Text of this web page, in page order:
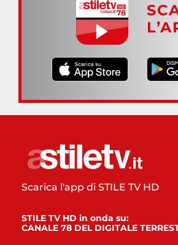
Scarica l'app di STILE TV HD
STILE TV HD in onda su:
CANALE 78 DEL DIGITALE